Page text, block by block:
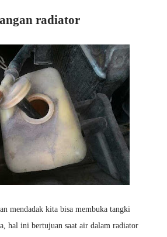
radiator
mendadak kita bisa membuka tangki
hal ini bertujuan saat air dalam radiator